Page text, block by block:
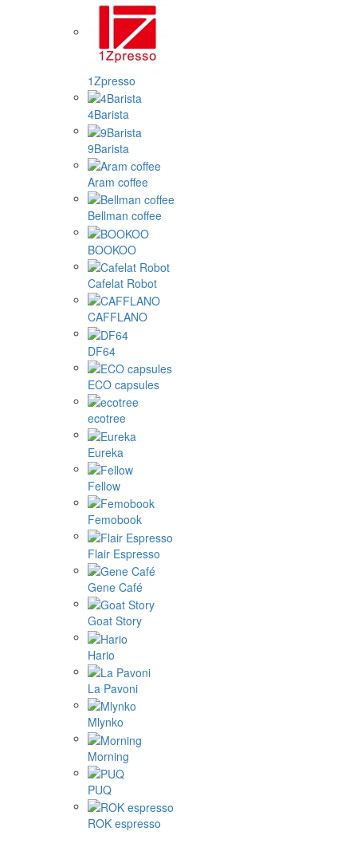
1Zpresso
4Barista
9Barista
Aram coffee
Bellman coffee
BOOKOO
Cafelat Robot
CAFFLANO
DF64
ECO capsules
ecotree
Eureka
Fellow
Femobook
Flair Espresso
Gene Café
Goat Story
Hario
La Pavoni
Mlynko
Morning
PUQ
ROK espresso